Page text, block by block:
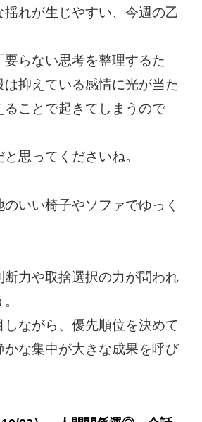
れが生じやすい、今週の乙
らない思考を整理するた
抑えている感情に光が当た
ることで起きてしまうので
思ってくださいね。
いい椅子やソファでゆっく
断力や取捨選択の力が問われ
ながら、優先順位を決めて
かな集中が大きな成果を呼び